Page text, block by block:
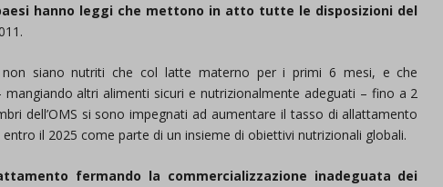
hanno leggi che mettono in atto tutte le disposizioni del
non siano nutriti che col latte materno per i primi 6 mesi, e che
altri alimenti sicuri e nutrizionalmente adeguati – fino a 2
dell’OMS si sono impegnati ad aumentare il tasso di allattamento
il 2025 come parte di un insieme di obiettivi nutrizionali globali.
fermando la commercializzazione inadeguata dei